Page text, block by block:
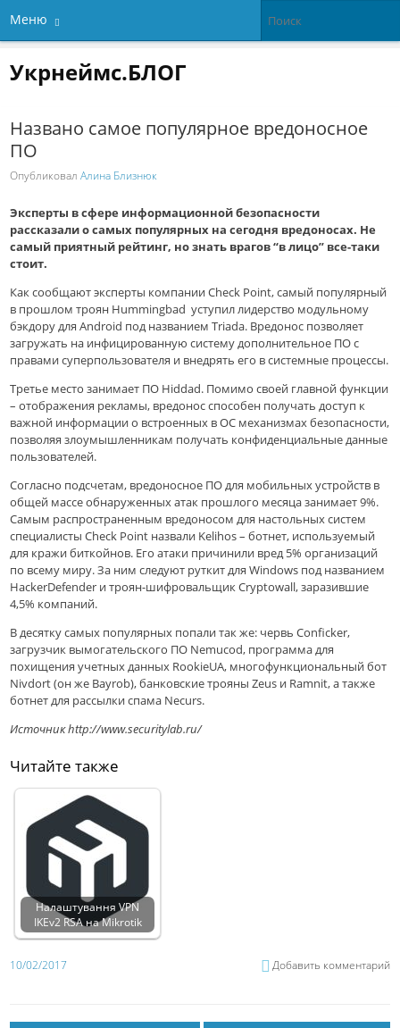
Меню
Укрнеймс.БЛОГ
Названо самое популярное вредоносное
ПО
ОпубликовалАлина Близнюк
Эксперты в сфере информационной безопасности
рассказали о самых популярных на сегодня вредоносах. Не
самый приятный рейтинг, но знать врагов “в лицо” все-таки
стоит.
Как сообщают эксперты компании Check Point, самый популярный
в прошлом троян Hummingbad уступил лидерство модульному
бэкдору для Android под названием Triada. Вредонос позволяет
загружать на инфицированную систему дополнительное ПО с
правами суперпользователя и внедрять его в системные процессы.
Третье место занимает ПО Hiddad. Помимо своей главной функции
– отображения рекламы, вредонос способен получать доступ к
важной информации о встроенных в ОС механизмах безопасности,
позволяя злоумышленникам получать конфиденциальные данные
пользователей.
Согласно подсчетам, вредоносное ПО для мобильных устройств в
общей массе обнаруженных атак прошлого месяца занимает 9%.
Самым распространенным вредоносом для настольных систем
специалисты Check Point назвали Kelihos – ботнет, используемый
для кражи биткойнов. Его атаки причинили вред 5% организаций
по всему миру. За ним следуют руткит для Windows под названием
HackerDefender и троян-шифровальщик Cryptowall, заразившие
4,5% компаний.
В десятку самых популярных попали так же: червь Conficker,
загрузчик вымогательского ПО Nemucod, программа для
похищения учетных данных RookieUA, многофункциональный бот
Nivdort (он же Bayrob), банковские трояны Zeus и Ramnit, а также
ботнет для рассылки спама Necurs.
Источник http://www.securitylab.ru/
Читайте также
Налаштування VPN
IKEv2 RSA на Mikrotik
10/02/2017 Добавить комментарий